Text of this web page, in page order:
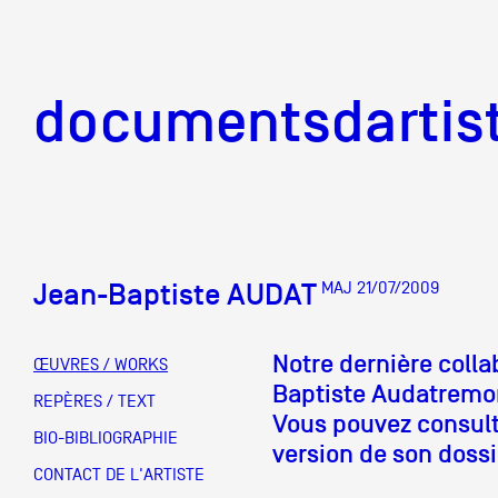
Documents
Mission
Équipe
Jean-Baptiste AUDAT MAJ 21/07/2009
ŒUVRES / WORKS
REPÈRES / TEXT
BIO-BIBLIOGRAPHIE
CONTACT DE L'ARTISTE
Notre dernière
Baptiste
Vous pouvez
version de son